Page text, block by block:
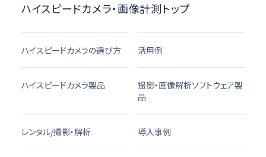
ハイスピードカメラ・画像計測トップ
ハイスピードカメラの選び方 活用例
ハイスピードカメラ製品
撮影・画像解析ソフトウェア製
品
レンタル/撮影・解析 導入事例